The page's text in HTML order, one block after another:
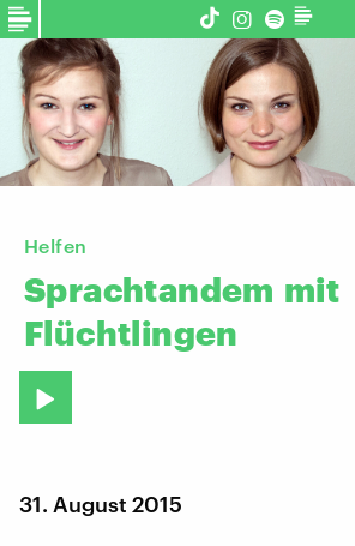
Helfen
Sprachtandem mit
Flüchtlingen
31. August 2015